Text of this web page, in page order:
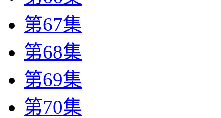
第67集
第68集
第69集
第70集